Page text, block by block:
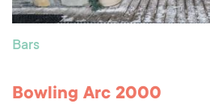
Bars
Bowling Arc 2000